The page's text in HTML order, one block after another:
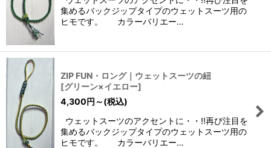
集めるバックジップタイプのウェットスーツ用の
ヒモです。 カラーバリエー…
ZIP FUN・ロング｜ウェットスーツの紐
[グリーン×イエロー]
4,300円 ～(税込)
ウェットスーツのアクセントに・・!!再び注目を
集めるバックジップタイプのウェットスーツ用の
ヒモです。 カラーバリエー…